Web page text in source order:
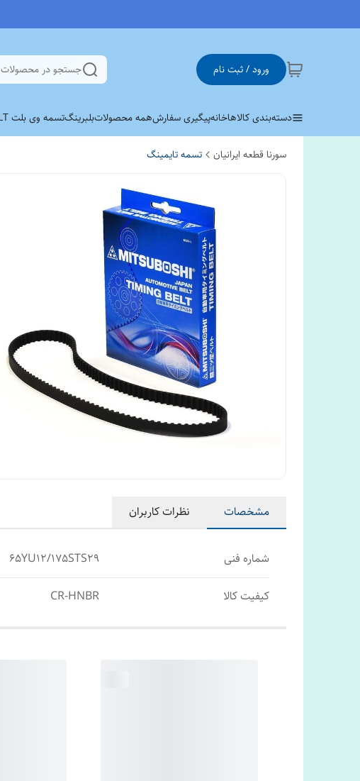
ورود / ثبت نام جستجو در محصولات
دسته‌بندی کالاهاخانهپیگیری سفارشهمه محصولاتبلبرینگتسمه وی بلت V-BELT
سورنا قطعه ایرانیان تسمه تایمینگ
مشخصات نظرات کاربران
شماره فنی 65YU12/175STS29
کیفیت کالا CR-HNBR